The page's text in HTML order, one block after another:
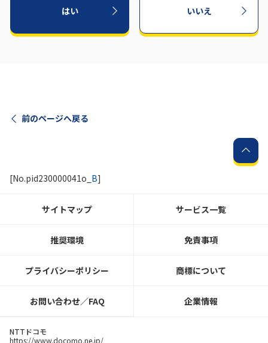
はい いいえ
前のページへ戻る
[No.pid230000041o_ B]
サイトマップ サービス一覧
推奨環境 免責事項
プライバシーポリシー 商標について
お問い合わせ／FAQ 企業情報
NTTドコモ
https://www.docomo.ne.jp/